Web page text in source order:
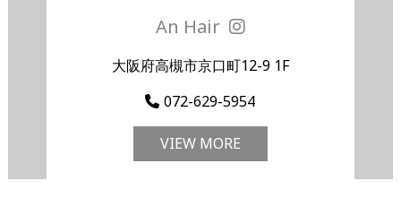
An Hair
大阪府高槻市京口町12-9 1F
072-629-5954
VIEW MORE